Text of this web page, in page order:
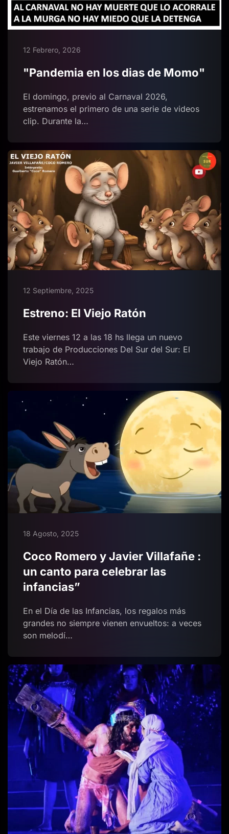
12 Febrero, 2026
"Pandemia en los dias de Momo"
El domingo, previo al Carnaval 2026,
estrenamos el primero de una serie de videos
clip. Durante la…
12 Septiembre, 2025
Estreno: El Viejo Ratón
Este viernes 12 a las 18 hs llega un nuevo
trabajo de Producciones Del Sur del Sur: El
Viejo Ratón…
18 Agosto, 2025
Coco Romero y Javier Villafañe :
un canto para celebrar las
infancias”
En el Día de las Infancias, los regalos más
grandes no siempre vienen envueltos: a veces
son melodí…